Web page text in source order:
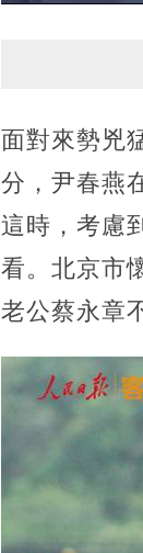
面對來勢兇
分，尹春燕
這時，考慮
看。北京市
老公蔡永章